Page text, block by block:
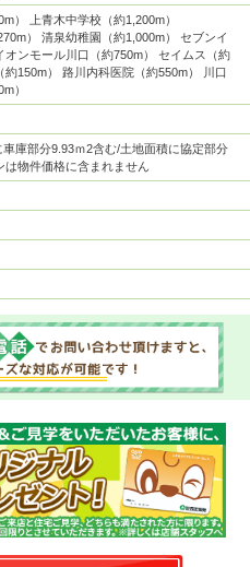
） 上青木中学校（約1,200m）
） 清泉幼稚園（約1,000m） セブンイ
オンモール川口（約750m） セイムス（約
約150m） 路川内科医院（約550m） 川口
）
庫部分9.93ｍ2含む/土地面積に協定部分
は物件価格に含まれません